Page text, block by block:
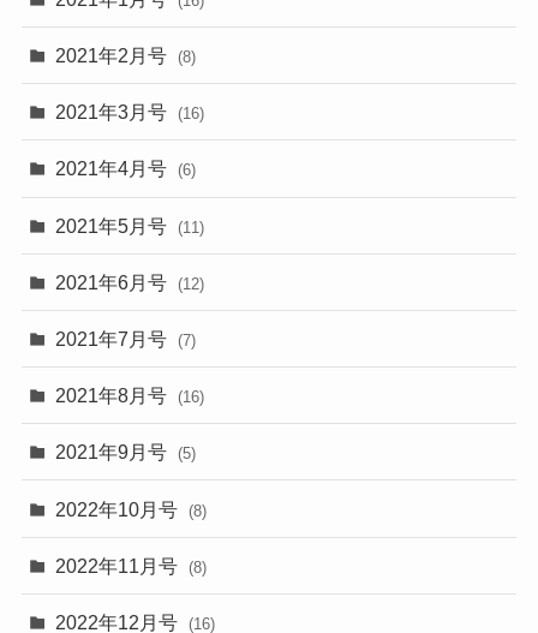
2021年2月号 (8)
2021年3月号 (16)
2021年4月号 (6)
2021年5月号 (11)
2021年6月号 (12)
2021年7月号 (7)
2021年8月号 (16)
2021年9月号 (5)
2022年10月号 (8)
2022年11月号 (8)
2022年12月号 (16)